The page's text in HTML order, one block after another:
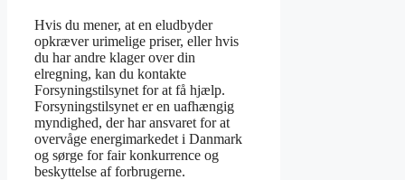
Hvis du mener, at en eludbyder
opkræver urimelige priser, eller hvis
du har andre klager over din
elregning, kan du kontakte
Forsyningstilsynet for at få hjælp.
Forsyningstilsynet er en uafhængig
myndighed, der har ansvaret for at
overvåge energimarkedet i Danmark
og sørge for fair konkurrence og
beskyttelse af forbrugerne.